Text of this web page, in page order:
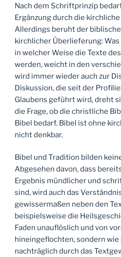
Nach dem Schriftprinzip
Ergänzung durch die
Allerdings beruht der
kirchlicher Überlieferung:
in welcher Weise die Texte
werden, weicht in den
wird immer wieder auch zur
Diskussion, die seit der
Glaubens geführt wird, dreht
die Frage, ob die christliche
Bibel bedarf. Bibel ist ohne
nicht denkbar.
Bibel und Tradition bilden
Abgesehen davon, dass
Ergebnis mündlicher und
sind, wird auch das
gewissermaßen neben den
beispielsweise die
Faden unauflöslich und von
hineingeflochten, sondern wie
nachträglich durch das